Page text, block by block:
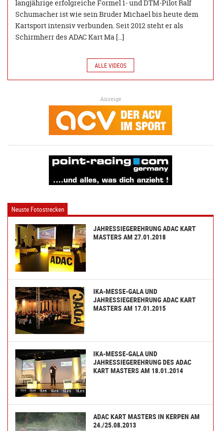
langjährige erfolgreiche Formel 1- und DTM-Pilot Ralf
Schumacher ist wie sein Bruder Michael bis heute dem
Kartsport intensiv verbunden. Seit 2012 steht er als
Schirmherr des ADAC Kart Ma […]
ALLE VIDEOS
Anzeige
Neuste Fotostrecken
JAHRESSIEGEREHRUNG ADAC KART
MASTERS AM 27.01.2018
IKA-MESSE-GALA UND
JAHRESSIEGEREHRUNG ADAC KART
MASTERS AM 17.01.2015
IKA-MESSE-GALA UND
JAHRESSIEGEREHRUNG DES ADAC
KART MASTERS AM 18.01.2014
ADAC KART MASTERS IN KERPEN AM
24./25.08.2013